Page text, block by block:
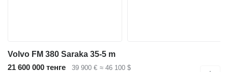
Volvo FM 380 Saraka 35-5 m
21 600 000 тенге
39 900 € ≈ 46 100 $